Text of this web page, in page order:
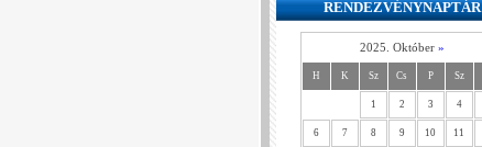
RENDEZVÉNYNAPTÁR
2025. Október »
H K Sz Cs P Sz
1 2 3 4
6 7 8 9 10 11